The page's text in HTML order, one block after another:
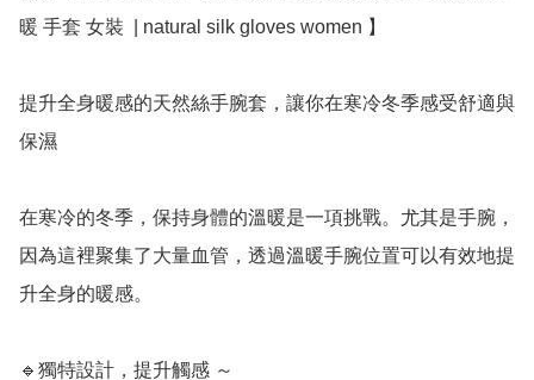
暖 手套 女裝  | natural silk gloves women 】
提升全身暖感的天然絲手腕套，讓你在寒冷冬季感受舒適與
保濕
在寒冷的冬季，保持身體的溫暖是一項挑戰。尤其是手腕，
因為這裡聚集了大量血管，透過溫暖手腕位置可以有效地提
升全身的暖感。
🔹獨特設計，提升觸感 ～